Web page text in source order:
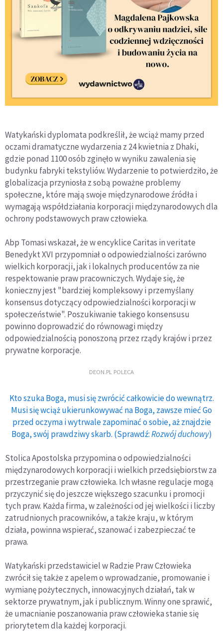
Watykański dyplomata podkreślił, że wciąż mamy przed
oczami dramatyczne wydarzenia z 24 kwietnia z Dhaki,
gdzie ponad 1100 osób zginęło w wyniku zawalenia się
budynku fabryki tekstyliów. Wydarzenie to potwierdziło, że
globalizacja przyniosła z sobą poważne problemy
społeczne, które mają swoje międzynarodowe źródła i
wymagają współdziałania korporacji międzynarodowych dla
ochrony podstawowych praw człowieka.
Abp Tomasi wskazał, że w encyklice Caritas in veritate
Benedykt XVI przypomniał o odpowiedzialności zarówno
wielkich korporacji, jak i lokalnych producentów za nie
respektowanie praw pracowniczych. Wydaje się, że
konieczny jest "bardziej kompleksowy i przemyślany
konsensus dotyczący odpowiedzialności korporacji w
społeczeństwie". Poszukiwanie takiego konsensusu
powinno doprowadzić do równowagi między
odpowiedzialnością ponoszoną przez rządy krajów i przez
prywatne korporacje.
DEON.PL POLECA
Kto szuka Boga, musi się zwrócić całkowicie do wewnątrz.
Musi się wciąż ukierunkowywać na Boga, zawsze mieć Go
przed oczyma i wytrwale zapominać o sobie, aż znajdzie
Boga, swój prawdziwy skarb. (Sprawdź:Rozwój duchowy)
Stolica Apostolska przypomina o odpowiedzialności
międzynarodowych korporacji i wielkich przedsiębiorstw za
przestrzeganie praw człowieka. Ich własne regulacje mogą
przyczynić się do jeszcze większego szacunku i promocji
tych praw. Każda firma, w zależności od jej wielkości i liczby
zatrudnionych pracowników, a także kraju, w którym
działa, powinna wspierać, szanować i zabezpieczać te
prawa.
Watykański przedstawiciel w Radzie Praw Człowieka
zwrócił się także z apelem o wprowadzanie, promowanie i
wymianę pożytecznych, innowacyjnych działań, tak w
sektorze prywatnym, jak i publicznym. Winny one sprawić,
że umacnianie poszanowania praw człowieka stanie się
priorytetem dla każdej korporacji.